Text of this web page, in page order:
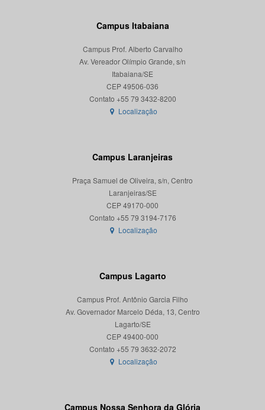
Campus Itabaiana
Campus Prof. Alberto Carvalho
Av. Vereador Olímpio Grande, s/n
Itabaiana/SE
CEP 49506-036
Localização
Campus Laranjeiras
Praça Samuel de Oliveira, s/n, Centro
Laranjeiras/SE
CEP 49170-000
Localização
Campus Lagarto
Campus Prof. Antônio Garcia Filho
Av. Governador Marcelo Déda, 13, Centro
Lagarto/SE
CEP 49400-000
Localização
Campus Nossa Senhora da Glória